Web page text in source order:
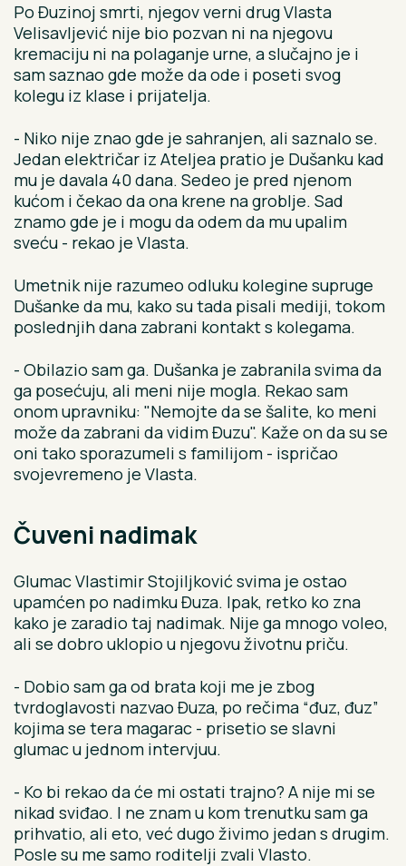
Po Đuzinoj smrti, njegov verni drug Vlasta
Velisavljević nije bio pozvan ni na njegovu
kremaciju ni na polaganje urne, a slučajno je i
sam saznao gde može da ode i poseti svog
kolegu iz klase i prijatelja.
- Niko nije znao gde je sahranjen, ali saznalo se.
Jedan električar iz Ateljea pratio je Dušanku kad
mu je davala 40 dana. Sedeo je pred njenom
kućom i čekao da ona krene na groblje. Sad
znamo gde je i mogu da odem da mu upalim
sveću - rekao je Vlasta.
Umetnik nije razumeo odluku kolegine supruge
Dušanke da mu, kako su tada pisali mediji, tokom
poslednjih dana zabrani kontakt s kolegama.
- Obilazio sam ga. Dušanka je zabranila svima da
ga posećuju, ali meni nije mogla. Rekao sam
onom upravniku: "Nemojte da se šalite, ko meni
može da zabrani da vidim Đuzu". Kaže on da su se
oni tako sporazumeli s familijom - ispričao
svojevremeno je Vlasta.
Čuveni nadimak
Glumac Vlastimir Stojiljković svima je ostao
upamćen po nadimku Đuza. Ipak, retko ko zna
kako je zaradio taj nadimak. Nije ga mnogo voleo,
ali se dobro uklopio u njegovu životnu priču.
- Dobio sam ga od brata koji me je zbog
tvrdoglavosti nazvao Đuza, po rečima “đuz, đuz”
kojima se tera magarac - prisetio se slavni
glumac u jednom intervjuu.
- Ko bi rekao da će mi ostati trajno? A nije mi se
nikad sviđao. I ne znam u kom trenutku sam ga
prihvatio, ali eto, već dugo živimo jedan s drugim.
Posle su me samo roditelji zvali Vlasto.